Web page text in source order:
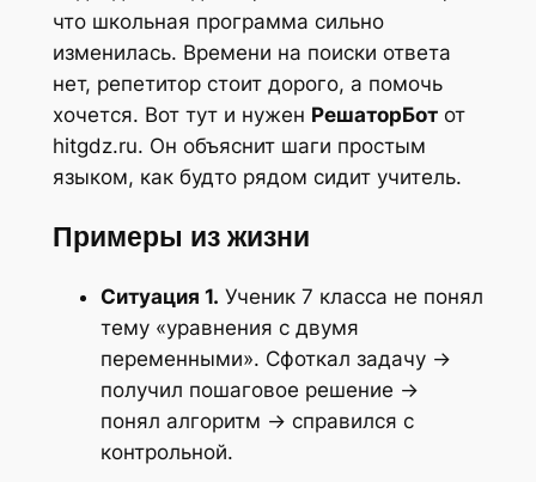
что школьная программа сильно
изменилась. Времени на поиски ответа
нет, репетитор стоит дорого, а помочь
хочется. Вот тут и нужен РешаторБотот
hitgdz.ru. Он объяснит шаги простым
языком, как будто рядом сидит учитель.
Примеры из жизни
Ситуация 1. Ученик 7 класса не понял
тему «уравнения с двумя
переменными». Сфоткал задачу →
получил пошаговое решение →
понял алгоритм → справился с
контрольной.